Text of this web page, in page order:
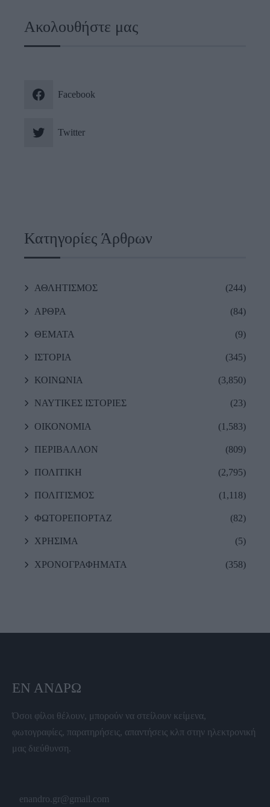
Ακολουθήστε μας
Facebook
Twitter
Κατηγορίες Άρθρων
ΑΘΛΗΤΙΣΜΟΣ (244)
ΑΡΘΡΑ (84)
ΘΕΜΑΤΑ (9)
ΙΣΤΟΡΙΑ (345)
ΚΟΙΝΩΝΙΑ (3,850)
ΝΑΥΤΙΚΕΣ ΙΣΤΟΡΙΕΣ (23)
ΟΙΚΟΝΟΜΙΑ (1,583)
ΠΕΡΙΒΑΛΛΟΝ (809)
ΠΟΛΙΤΙΚΗ (2,795)
ΠΟΛΙΤΙΣΜΟΣ (1,118)
ΦΩΤΟΡΕΠΟΡΤΑΖ (82)
ΧΡΗΣΙΜΑ (5)
ΧΡΟΝΟΓΡΑΦΗΜΑΤΑ (358)
ΕΝ ΆΝΔΡΩ
Όσοι φίλοι θέλουν, μπορούν να στείλουν κείμενα,
φωτογραφίες, παρατηρήσεις, απαντήσεις κλπ στην ηλεκτρονική
μας διεύθυνση.
enandro.gr@gmail.com